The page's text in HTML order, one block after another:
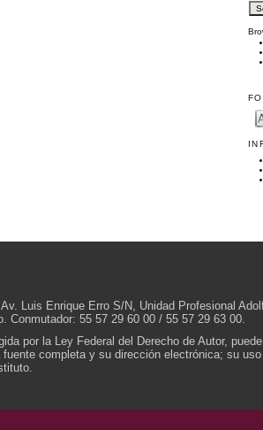
Luis Enrique Erro S/N, Unidad Profesional
Conmutador: 55 57 29 60 00 / 55 57 29 63 00.
por la Ley Federal del Derecho de Autor,
completa y su dirección electrónica; su